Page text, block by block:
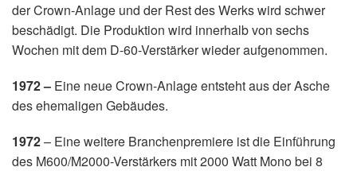
der Crown-Anlage und der Rest des Werks wird schwer
beschädigt. Die Produktion wird innerhalb von sechs
Wochen mit dem D-60-Verstärker wieder aufgenommen.
1972 – Eine neue Crown-Anlage entsteht aus der Asche
des ehemaligen Gebäudes.
1972– Eine weitere Branchenpremiere ist die Einführung
des M600/M2000-Verstärkers mit 2000 Watt Mono bei 8